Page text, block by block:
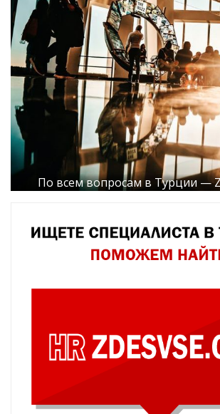
По всем вопросам в Турции —